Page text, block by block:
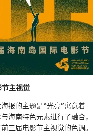
节主视觉
报的主题是“光亮”寓意着
海南特色元素进行了融合，
三届电影节主视觉的色调。